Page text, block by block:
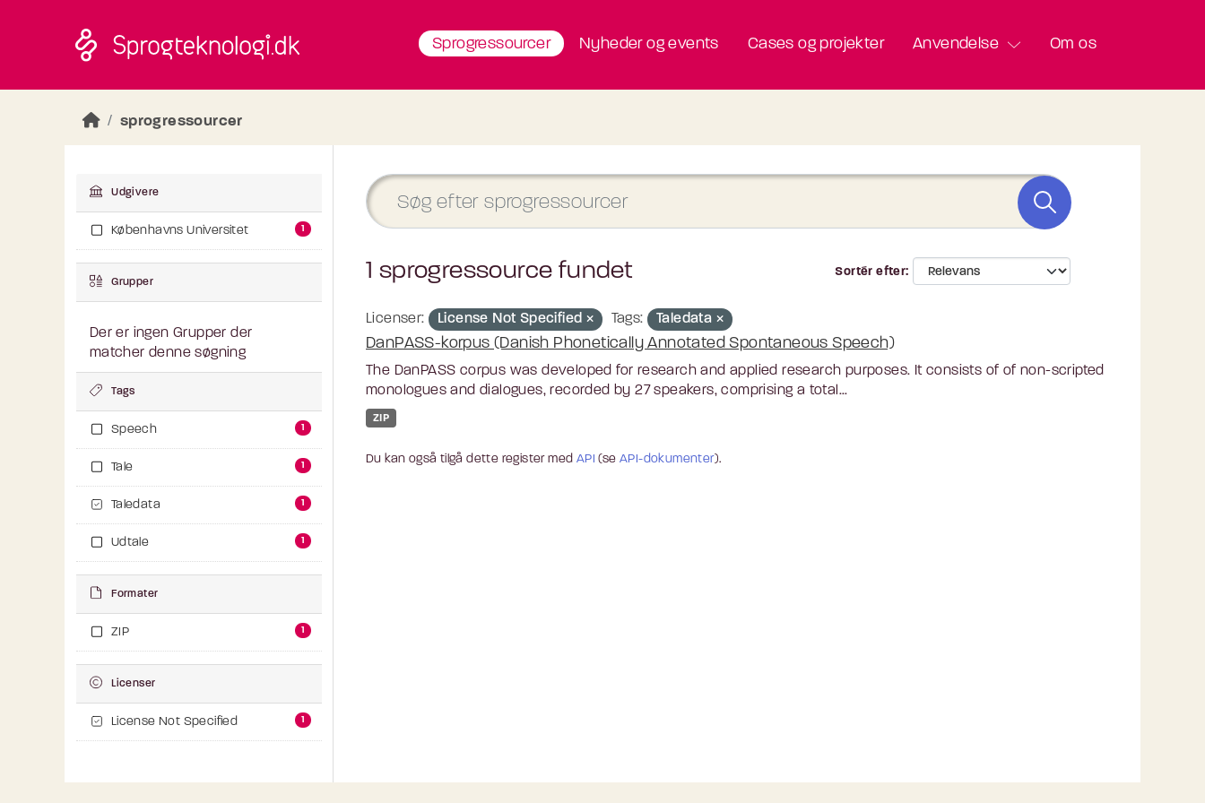
Sprogressourcer Nyheder og events Cases og projekter Anvendelse Om os
sprogressourcer
Udgivere
Københavns Universitet 1
Grupper
Der er ingen Grupper der
matcher denne søgning
Tags
Speech 1
Tale 1
Taledata 1
Udtale 1
Formater
ZIP 1
Licenser
License Not Specified 1
Sortér efter
1 sprogressource fundet
Licenser: License Not Specified Tags: Taledata
DanPASS-korpus (Danish Phonetically Annotated Spontaneous Speech)
The DanPASS corpus was developed for research and applied research purposes. It consists of of non-scripted
monologues and dialogues, recorded by 27 speakers, comprising a total...
ZIP
Du kan også tilgå dette register med API (seAPI-dokumenter).